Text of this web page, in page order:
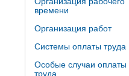
времени
Организация работ
Системы оплаты труда
Особые случаи оплаты
труда